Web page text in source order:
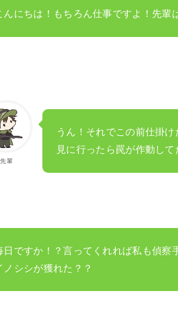
んにちは！もちろん仕事ですよ！先輩
先輩
うん！それでこの前仕掛
見に行ったら罠が作動して
日ですか！？言ってくれれば私も偵
ノシシが獲れた？？